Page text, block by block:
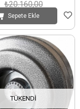
₺20.160,00
Sepete Ekle
TÜKENDI